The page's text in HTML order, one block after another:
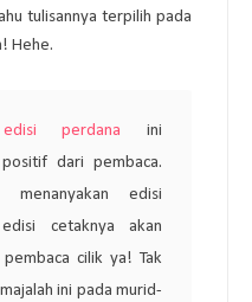
tulisannya terpilih pada
Hehe.
perdana ini
dari pembaca.
menanyakan edisi
cetaknya akan
cilik ya! Tak
ini pada murid-